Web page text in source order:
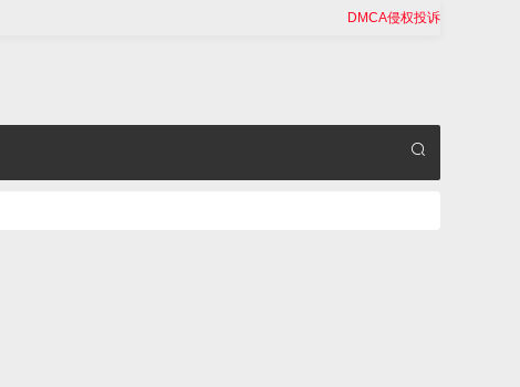
DMCA侵权投诉